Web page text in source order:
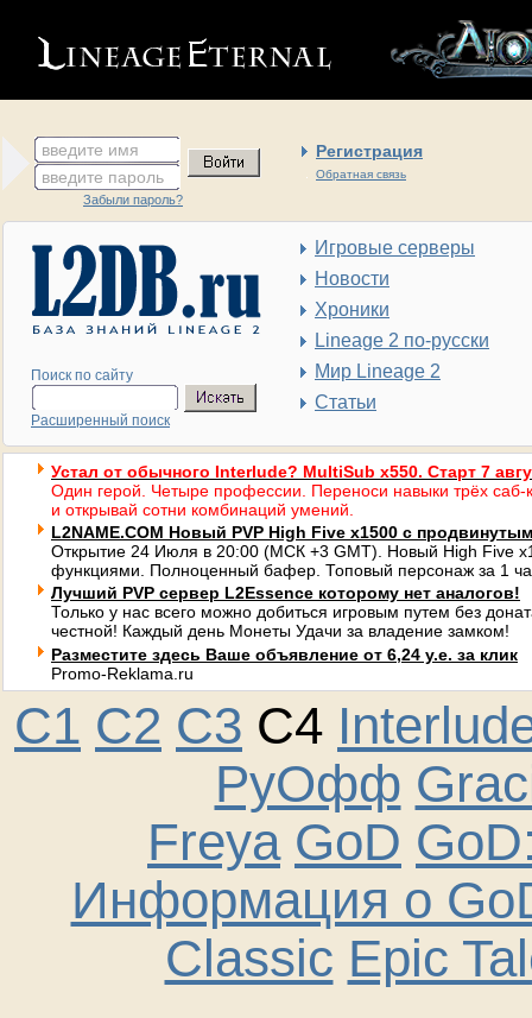
введите имя Регистрация
Обратная связь
введите пароль
Забыли пароль?
Поиск по сайту
Расширенный поиск
Игровые серверы
Новости
Хроники
Lineage 2 по-русски
Мир Lineage 2
Статьи
Устал от обычного Interlude? MultiSub x550. Старт 7
Один герой. Четыре профессии. Переноси навыки трёх саб-
и открывай сотни комбинаций умений.
L2NAME.COM Новый PVP High Five x1500 с
Открытие 24 Июля в 20:00 (МСК +3 GMT). Новый High Five
функциями. Полноценный бафер. Топовый персонаж за 1
Лучший PVP сервер L2Essence которому нет аналогов!
Только у нас всего можно добиться игровым путем без
честной! Каждый день Монеты Удачи за владение замком!
Разместите здесь Ваше объявление от 6,24 у.е. за клик
Promo-Reklama.ru
C1 C2 C3 C4
РуОфф
Freya GoD
Информация о
Classic Epic